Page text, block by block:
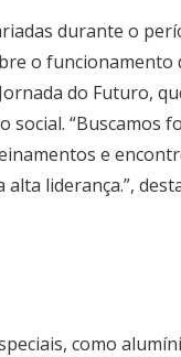
durante o
o funcionamento
do Futuro,
“Buscamos
e
liderança.”,
como